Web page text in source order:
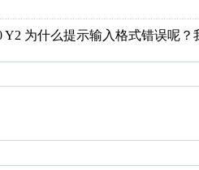
为什么提示输入格式错误呢？